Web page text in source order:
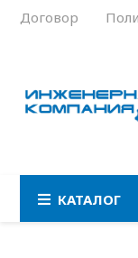
Договор
КАТАЛОГ